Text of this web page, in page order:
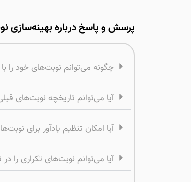
پرسش و پاسخ درباره بهینه‌سازی
چگونه می‌توانم نوبت‌های خود را
آیا می‌توانم تاریخچه نوبت‌های
آیا امکان تنظیم یادآور برای
آیا می‌توانم نوبت‌های تکراری را